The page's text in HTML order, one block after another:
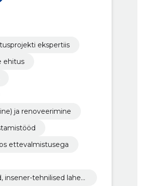
ekspertiis
ehitus
ja renoveerimine
ettevalmistusega
insener-tehnilised lahen